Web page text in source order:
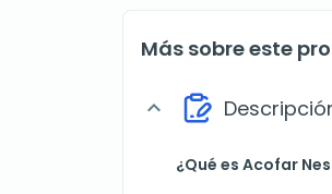
Más sobre este
expand_more
¿Qué es Acofar